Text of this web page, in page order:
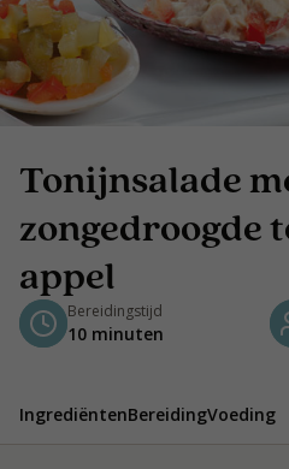
Tonijnsalade
zongedroogde
appel
Bereidingstijd
10 minuten
IngrediëntenBereidingVoeding